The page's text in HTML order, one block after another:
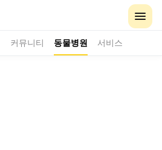
커뮤니티 동물병원 서비스